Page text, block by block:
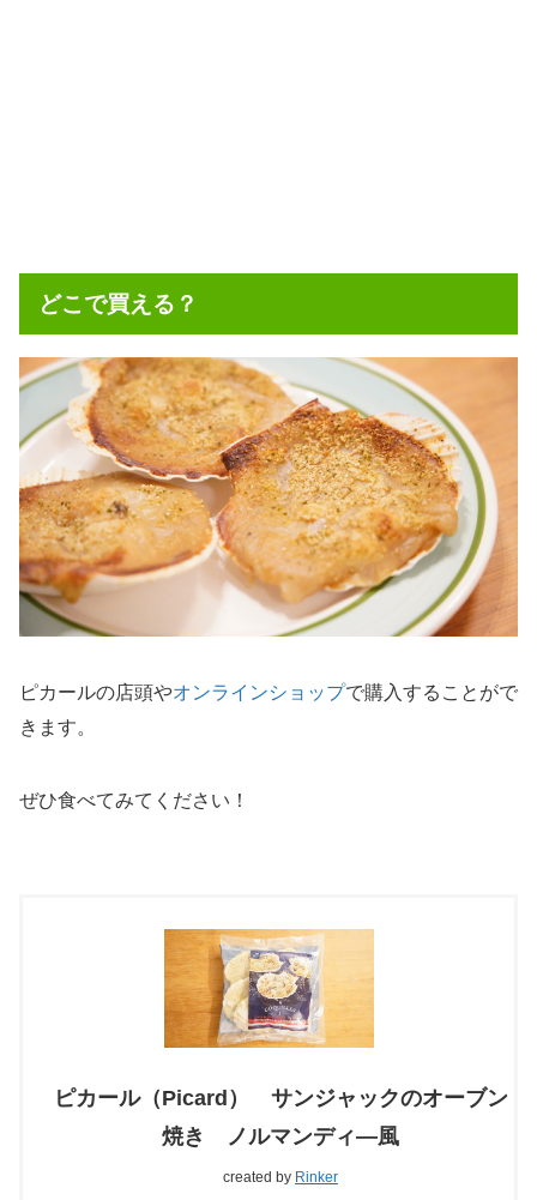
どこで買える？
ピカールの店頭やオンラインショップで購入することがで
きます。
ぜひ食べてみてください！
ピカール（Picard） サンジャックのオーブン
焼き ノルマンディ―風
created by Rinker